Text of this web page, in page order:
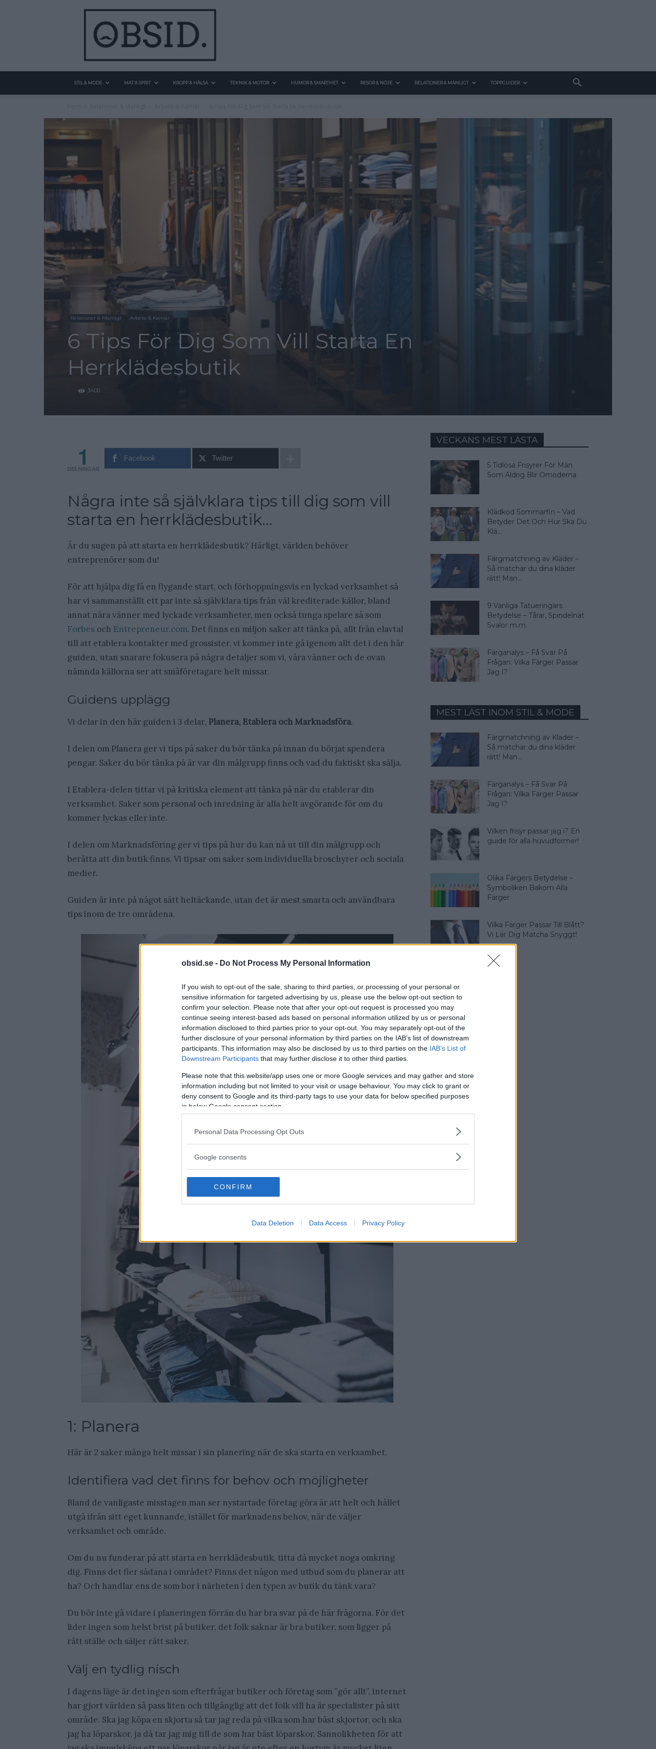
obsid.se - Do Not Process My Personal Information
If you wish to opt-out of the sale, sharing to third parties, or processing of your personal or
sensitive information for targeted advertising by us, please use the below opt-out section to
confirm your selection. Please note that after your opt-out request is processed you may
continue seeing interest-based ads based on personal information utilized by us or personal
information disclosed to third parties prior to your opt-out. You may separately opt-out of the
further disclosure of your personal information by third parties on the IAB’s list of downstream
participants. This information may also be disclosed by us to third parties on the IAB’s List of
Downstream Participants that may further disclose it to other third parties.
Please note that this website/app uses one or more Google services and may gather and store
information including but not limited to your visit or usage behaviour. You may click to grant or
deny consent to Google and its third-party tags to use your data for below specified purposes
in below Google consent section.
Personal Data Processing Opt Outs
Google consents
CONFIRM
Data Deletion Data Access Privacy Policy
STIL & MODE MAT & SPRIT KROPP & HÄLSA TEKNIK & MOTOR HUMOR & SMARTHET RESOR & NÖJE RELATIONER & MANLIGT TOPPGUIDER
Relationer & Manligt Arbete & Karriär
6 Tips För Dig Som Vill Starta En
Herrklädesbutik
3400
1
DELNINGAR
Facebook Twitter
Några inte så självklara tips till dig som vill
starta en herrklädesbutik…
Är du sugen på att starta en herrklädesbutik? Härligt, världen behöver
entreprenörer som du!
För att hjälpa dig få en flygande start, och förhoppningsvis en lyckad verksamhet så
har vi sammanställt ett par inte så självklara tips från väl krediterade källor, bland
annat nära vänner med lyckade verksamheter, men också tunga spelare så som
Forbes och Entrepreneur.com. Det finns en miljon saker att tänka på, allt från elavtal
till att etablera kontakter med grossister, vi kommer inte gå igenom allt det i den här
guiden, utan snarare fokusera på några detaljer som vi, våra vänner och de ovan
nämnda källorna ser att småföretagare helt missar.
Guidens upplägg
Vi delar in den här guiden i 3 delar, Planera, Etablera och Marknadsföra.
I delen om Planera ger vi tips på saker du bör tänka på innan du börjat spendera
pengar. Saker du bör tänka på är var din målgrupp finns och vad du faktiskt ska sälja.
I Etablera-delen tittar vi på kritiska element att tänka på när du etablerar din
verksamhet. Saker som personal och inredning är alla helt avgörande för om du
kommer lyckas eller inte.
I delen om Marknadsföring ger vi tips på hur du kan nå ut till din målgrupp och
berätta att din butik finns. Vi tipsar om saker som individuella broschyrer och sociala
medier.
Guiden är inte på något sätt heltäckande, utan det är mest smarta och användbara
tips inom de tre områdena.
1: Planera
Här är 2 saker många helt missar i sin planering när de ska starta en verksamhet.
Identifiera vad det finns för behov och möjligheter
Bland de vanligaste misstagen man ser nystartade företag göra är att helt och hållet
utgå ifrån sitt eget kunnande, istället för marknadens behov, när de väljer
verksamhet och område.
Om du nu funderar på att starta en herrklädesbutik, titta då mycket noga omkring
dig. Finns det fler sådana i området? Finns det någon med utbud som du planerar att
ha? Och handlar ens de som bor i närheten i den typen av butik du tänk vara?
Du bör inte gå vidare i planeringen förrän du har bra svar på de här frågorna. För det
lider ingen som helst brist på butiker, det folk saknar är bra butiker, som ligger på
rätt ställe och säljer rätt saker.
Välj en tydlig nisch
I dagens läge är det ingen som efterfrågar butiker och företag som ”gör allt”, internet
har gjort världen så pass liten och tillgänglig att det folk vill ha är specialister på sitt
område. Ska jag köpa en skjorta så tar jag reda på vilka som har bäst skjortor, och ska
jag ha löparskor, ja då tar jag mig till de som har bäst löparskor. Sannolikheten för att
VECKANS MEST LÄSTA
5 Tidlösa Frisyrer För Män
Som Aldrig Blir Omoderna
Klädkod Sommarfin – Vad
Betyder Det Och Hur Ska Du
Klä...
Färgmatchning av Kläder –
Så matchar du dina kläder
rätt! Man...
9 Vanliga Tatueringars
Betydelse – Tårar, Spindelnät
Svalor m.m.
Färganalys – Få Svar På
Frågan: Vilka Färger Passar
Jag I?
MEST LÄST INOM STIL & MODE
Färgmatchning av Kläder –
Så matchar du dina kläder
rätt! Man...
Färganalys – Få Svar På
Frågan: Vilka Färger Passar
Jag I?
Vilken frisyr passar jag i? En
guide för alla huvudformer!
Olika Färgers Betydelse –
Symboliken Bakom Alla
Färger
Vilka Färger Passar Till Blått?
Vi Lär Dig Matcha Snyggt!